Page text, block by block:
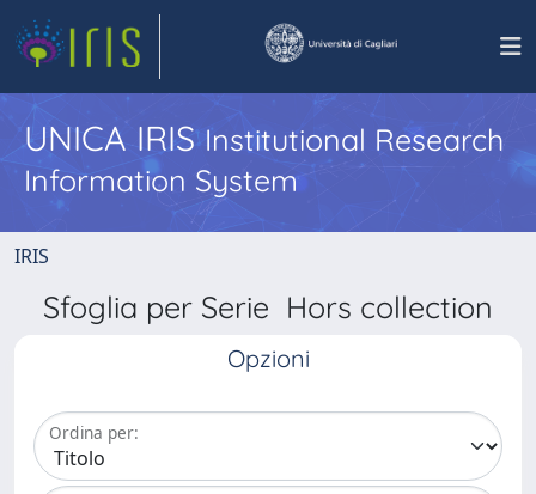
UNICA IRISInstitutional Research
Information System
IRIS
Sfoglia per Serie Hors collection
Opzioni
Ordina per: